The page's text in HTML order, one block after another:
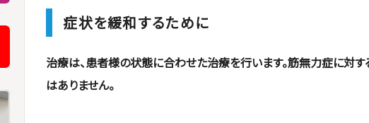
症状を緩和するために
治療は、患者様の状態に合わせた治療を行います。筋無力症に対
はありません。